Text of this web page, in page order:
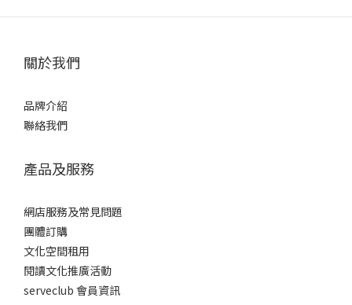
關於我們
品牌介紹
聯絡我們
產品及服務
網店服務及常見問題
團體訂購
文化空間租用
閱讀文化推廣活動
serveclub 會員資訊